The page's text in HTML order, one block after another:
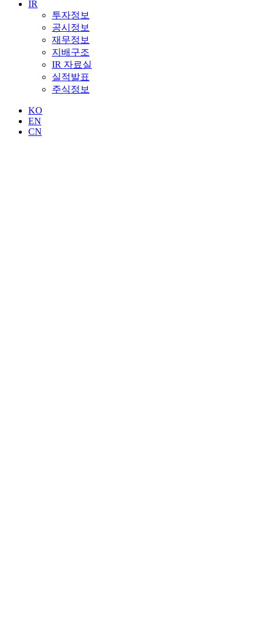
IR
투자정보
공시정보
재무정보
지배구조
IR 자료실
실적발표
주식정보
KO
EN
CN